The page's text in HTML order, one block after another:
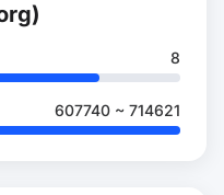
8
607740 ~ 714621